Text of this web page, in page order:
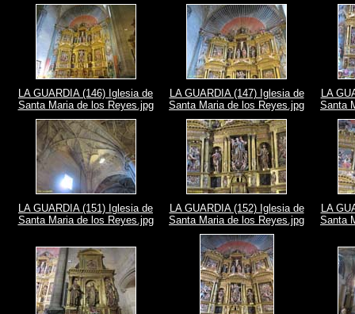
LA GUARDIA (146) Iglesia de
Santa Maria de los Reyes.jpg
LA GUARDIA (147) Iglesia de
Santa Maria de los Reyes.jpg
LA
Santa
LA GUARDIA (151) Iglesia de
Santa Maria de los Reyes.jpg
LA GUARDIA (152) Iglesia de
Santa Maria de los Reyes.jpg
LA
Santa